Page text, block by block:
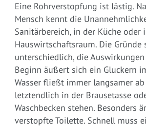
Eine Rohrverstopfung ist lästig.
Mensch kennt die
Sanitärbereich, in der Küche oder
Hauswirtschaftsraum. Die Gründe
unterschiedlich, die
Beginn äußert sich ein Gluckern
Wasser fließt immer langsamer
letztendlich in der Brausetasse
Waschbecken stehen. Besonders
verstopfte Toilette. Schnell muss